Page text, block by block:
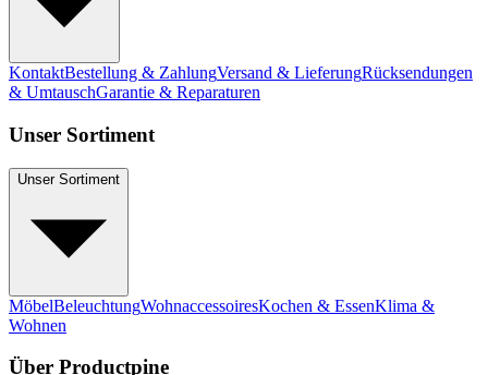
KontaktBestellung & ZahlungVersand & LieferungRücksendungen
& UmtauschGarantie & Reparaturen
Unser Sortiment
Unser Sortiment
MöbelBeleuchtungWohnaccessoiresKochen & EssenKlima &
Wohnen
Über Productpine